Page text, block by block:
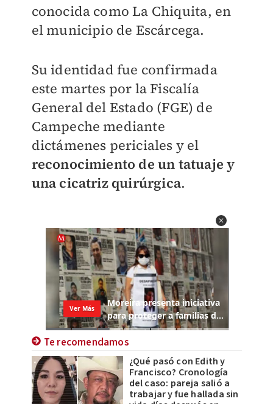
conocida como La Chiquita, en
el municipio de Escárcega.
Su identidad fue confirmada
este martes por la Fiscalía
General del Estado (FGE) de
Campeche mediante
dictámenes periciales y el
reconocimiento de un tatuaje y
una cicatriz quirúrgica.
Te recomendamos
¿Qué pasó con Edith y
Francisco? Cronología
del caso: pareja salió a
trabajar y fue hallada sin